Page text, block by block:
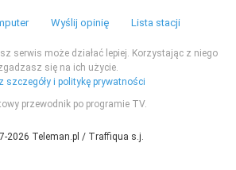
Wyślij opinię Lista stacji
serwis może działać lepiej. Korzystając z niego
się na ich użycie.
szczegóły i politykę prywatności
przewodnik po programie TV.
2026 Teleman.pl / Traffiqua s.j.